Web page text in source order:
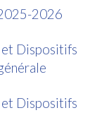
2026
et Dispositifs
et Dispositifs